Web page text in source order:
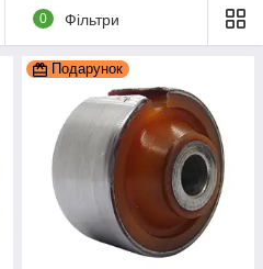
0 Фільтри
Подарунок